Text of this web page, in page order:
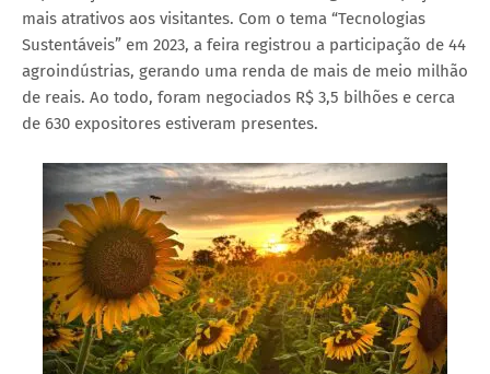
mais atrativos aos visitantes. Com o tema “Tecnologias
Sustentáveis” em 2023, a feira registrou a participação de 44
agroindústrias, gerando uma renda de mais de meio milhão
de reais. Ao todo, foram negociados R$ 3,5 bilhões e cerca
de 630 expositores estiveram presentes.